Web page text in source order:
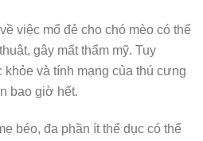
việc mổ đẻ cho chó mèo có thể
gây mất thẩm mỹ. Tuy
và tính mạng của thú cưng
bao giờ hết.
béo, đa phần ít thể dục có thể